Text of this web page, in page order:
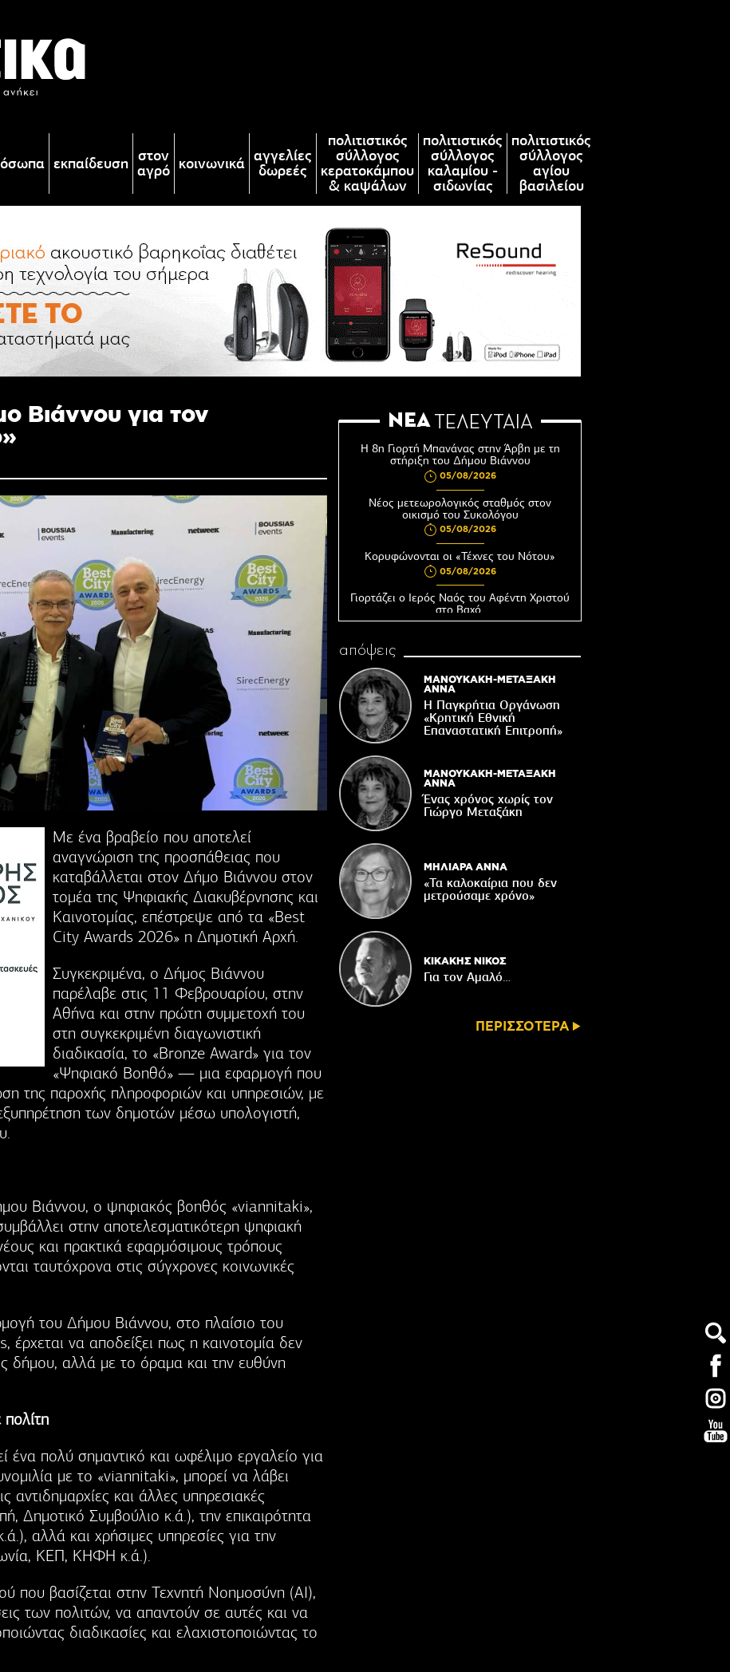
εκπαίδευση στον
αγρό κοινωνικά αγγελίες
δωρεές
πολιτιστικός
σύλλογος
κερατοκάμπου
& καψάλων
πολιτιστικός
σύλλογος
καλαμίου -
σιδωνίας
πολιτιστικός
σύλλογος
αγίου
βασιλείου
Βιάννου για τον
Με ένα βραβείο που αποτελεί
αναγνώριση της προσπάθειας που
καταβάλλεται στον Δήμο Βιάννου στον
τομέα της Ψηφιακής Διακυβέρνησης και
Καινοτομίας, επέστρεψε από τα «Best
City Awards 2026» η Δημοτική Αρχή.
Συγκεκριμένα, ο Δήμος Βιάννου
παρέλαβε στις 11 Φεβρουαρίου, στην
Αθήνα και στην πρώτη συμμετοχή του
στη συγκεκριμένη διαγωνιστική
διαδικασία, το «Bronze Award» για τον
«Ψηφιακό Βοηθό» — μια εφαρμογή που
της παροχής πληροφοριών και υπηρεσιών, με
των δημοτών μέσω υπολογιστή,
Βιάννου, ο ψηφιακός βοηθός «viannitaki»,
στην αποτελεσματικότερη ψηφιακή
και πρακτικά εφαρμόσιμους τρόπους
ταυτόχρονα στις σύγχρονες κοινωνικές
του Δήμου Βιάννου, στο πλαίσιο του
να αποδείξει πως η καινοτομία δεν
δήμου, αλλά με το όραμα και την ευθύνη
πολύ σημαντικό και ωφέλιμο εργαλείο για
με το «viannitaki», μπορεί να λάβει
αντιδημαρχίες και άλλες υπηρεσιακές
Δημοτικό Συμβούλιο κ.ά.), την επικαιρότητα
αλλά και χρήσιμες υπηρεσίες για την
ΚΕΠ, ΚΗΦΗ κ.ά.).
που βασίζεται στην Τεχνητή Νοημοσύνη (AI),
των πολιτών, να απαντούν σε αυτές και να
διαδικασίες και ελαχιστοποιώντας το
ΝΕΑ ΤΕΛΕΥΤΑΙΑ
Η 8η Γιορτή Μπανάνας στην Άρβη με τη
στήριξη του Δήμου Βιάννου
05/08/2026
Νέος μετεωρολογικός σταθμός στον
οικισμό του Συκολόγου
05/08/2026
Κορυφώνονται οι «Τέχνες του Νότου»
05/08/2026
Γιορτάζει ο Ιερός Ναός του Αφέντη Χριστού
στο Βαχό
04/08/2026
Σε δημόσια διαβούλευση η ΣΜΠΕ για το
επενδυτικό σχέδιο «PHĀEA – South Crete»
04/08/2026
Πέντε χρόνια μετά το σεισμό Αρκαλοχωρίου
Ανακοίνωση του Κυνηγετικού Συλλόγου
Βιάννου
04/08/2026
απόψεις
ΜΑΝΟΥΚΑΚΗ-ΜΕΤΑΞΑΚΗ
ΑΝΝΑ
Η Παγκρήτια Οργάνωση
«Κρητική Εθνική
Επαναστατική Eπιτροπή»
ΜΑΝΟΥΚΑΚΗ-ΜΕΤΑΞΑΚΗ
ΑΝΝΑ
Ένας χρόνος χωρίς τον
Γιώργο Μεταξάκη
ΜΗΛΙΑΡΑ ΑΝΝΑ
«Τα καλοκαίρια που δεν
μετρούσαμε χρόνο»
ΚΙΚΑΚΗΣ ΝΙΚΟΣ
Για τον Αμαλό…
ΠΕΡΙΣΣΟΤΕΡΑ